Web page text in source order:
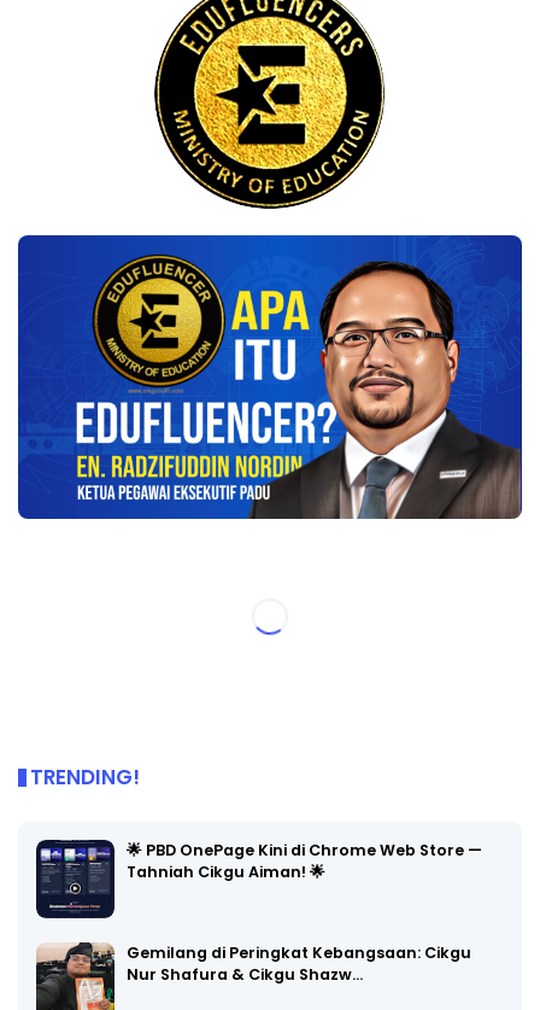
TRENDING!
🌟 PBD OnePage Kini di Chrome Web Store —
Tahniah Cikgu Aiman! 🌟
Gemilang di Peringkat Kebangsaan: Cikgu
Nur Shafura & Cikgu Shazw…